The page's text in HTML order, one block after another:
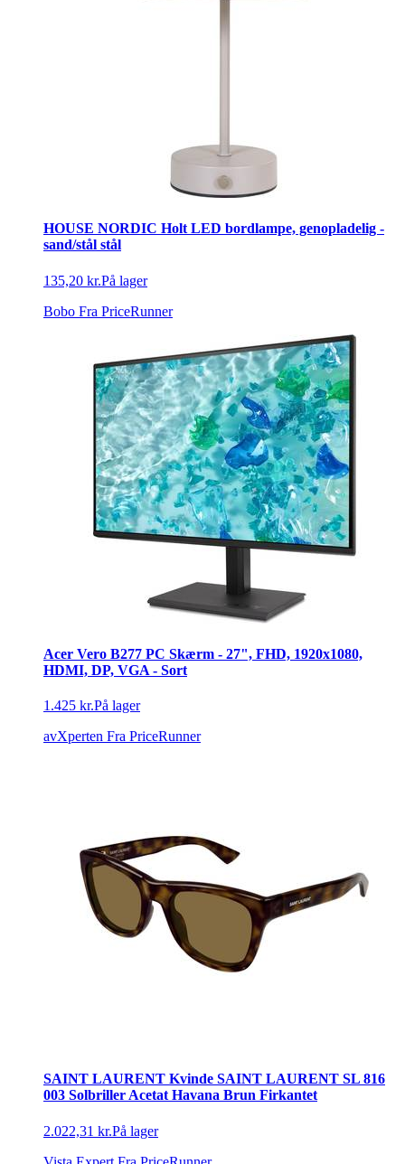
HOUSE NORDIC Holt LED bordlampe, genopladelig -
sand/stål stål
135,20 kr.På lager
Bobo Fra PriceRunner
Acer Vero B277 PC Skærm - 27", FHD, 1920x1080,
HDMI, DP, VGA - Sort
1.425 kr.På lager
avXperten Fra PriceRunner
SAINT LAURENT Kvinde SAINT LAURENT SL 816
003 Solbriller Acetat Havana Brun Firkantet
2.022,31 kr.På lager